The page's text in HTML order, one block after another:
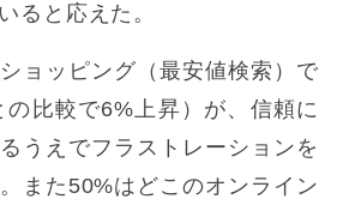
ると応えた。
ョッピング（最安値検索）で
比較で6%上昇）が、信頼に
うえでフラストレーションを
また50%はどこのオンライン